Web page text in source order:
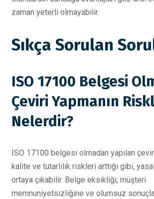
zaman yeterli olmayabilir.
Sıkça Sorulan
ISO 17100 Belgesi
Çeviri Yapmanın
Nelerdir?
ISO 17100 belgesi olmadan yapılan
kalite ve tutarlılık riskleri arttığı gibi,
ortaya çıkabilir. Belge eksikliği, müşteri
memnuniyetsizliğine ve olumsuz